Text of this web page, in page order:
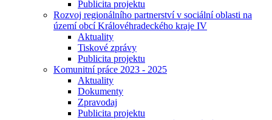
Publicita projektu
Rozvoj regionálního partnerství v sociální oblasti na
území obcí Královéhradeckého kraje IV
Aktuality
Tiskové zprávy
Publicita projektu
Komunitní práce 2023 - 2025
Aktuality
Dokumenty
Zpravodaj
Publicita projektu